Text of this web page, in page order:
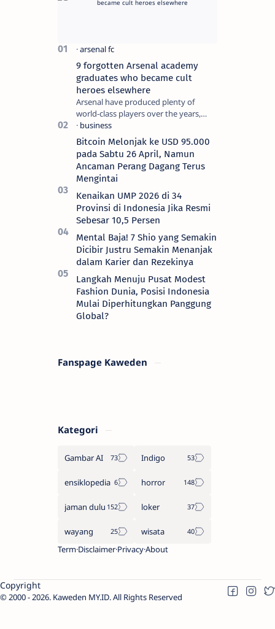
9 forgotten Arsenal academy
graduates who became cult
heroes elsewhere
Arsenal have produced plenty of
world-class players over the years,
although not all of them make the
grade at the Emirates. For every Tony
Ada…
Bitcoin Melonjak ke USD 95.000
pada Sabtu 26 April, Namun
Ancaman Perang Dagang Terus
Mengintai
Kenaikan UMP 2026 di 34
Provinsi di Indonesia Jika Resmi
Sebesar 10,5 Persen
Mental Baja! 7 Shio yang Semakin
Dicibir Justru Semakin Menanjak
dalam Karier dan Rezekinya
Langkah Menuju Pusat Modest
Fashion Dunia, Posisi Indonesia
Mulai Diperhitungkan Panggung
Global?
Fanspage Kaweden
Kategori
Gambar AI Indigo
ensiklopedia horror
jaman dulu loker
wayang
wisata
Term Disclaimer PrivacyAbout
Copyright
2000 -2026. Kaweden MY.ID. All Rights Reserved